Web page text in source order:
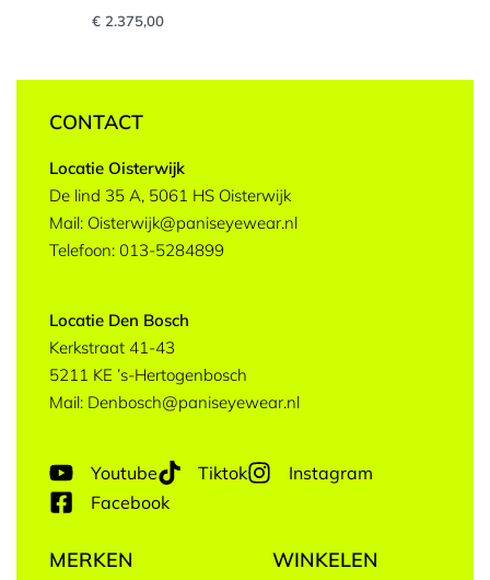
€ 2.375,00
CONTACT
Locatie Oisterwijk
De lind 35 A, 5061 HS Oisterwijk
Mail: Oisterwijk@paniseyewear.nl
Telefoon: 013-5284899
Locatie Den Bosch
Kerkstraat 41-43
5211 KE ’s-Hertogenbosch
Mail: Denbosch@paniseyewear.nl
Youtube Tiktok
Instagram
Facebook
MERKEN WINKELEN